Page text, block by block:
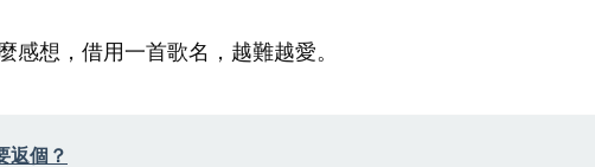
感想，借用一首歌名，越難越愛。
返個？